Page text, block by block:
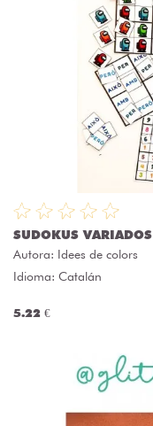
SUDOKUS VARIADOS
Autora: Idees de colors
Idioma: Catalán
5.22 €